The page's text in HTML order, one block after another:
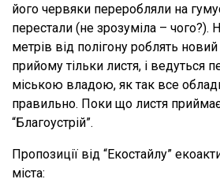
його червяки переробляли на
перестали (не зрозуміла – чого?).
метрів від полігону роблять
прийому тільки листя, і ведуться
міською владою, як так все
правильно. Поки що листя
“Благоустрій”.
Пропозиції від “Екостайлу”
міста: